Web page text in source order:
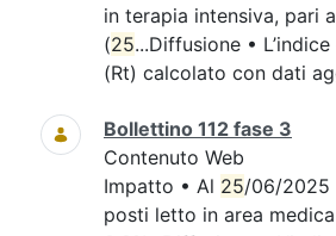
in terapia intensiva, pari
(25...Diffusione •
(Rt) calcolato con dati
Bollettino 112 fase 3
Contenuto Web
Impatto • Al 25/06/2025
posti letto in area